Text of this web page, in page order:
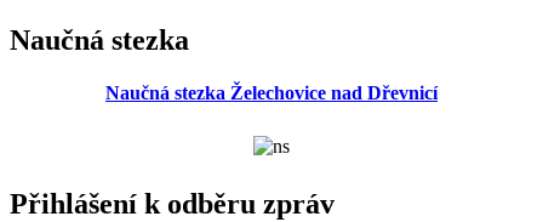
Naučná stezka
Naučná stezka Želechovice nad Dřevnicí
Přihlášení k odběru zpráv